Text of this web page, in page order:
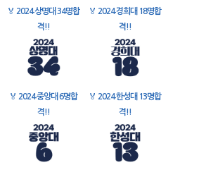
🏅 2024 상명대 34명합
격!!
🏅 2024 경희대 18명합
격!!
🏅 2024 중앙대 6명합
격!!
🏅 2024 한성대 13명합
격!!